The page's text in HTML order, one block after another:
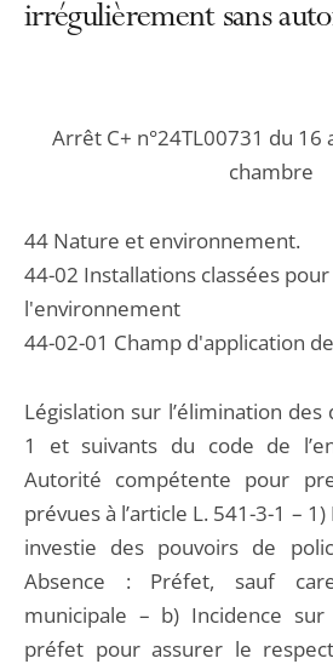
irrégulièrement sans
Arrêt C+ n°24TL00731 du 16
chambre
44 Nature et environnement.
44-02 Installations classées
l'environnement
44-02-01 Champ d'application
Législation sur l’élimination
1 et suivants du code de
Autorité compétente pour
prévues à l’article L. 541-3-1 –
investie des pouvoirs de
Absence : Préfet, sauf
municipale – b) Incidence
préfet pour assurer le